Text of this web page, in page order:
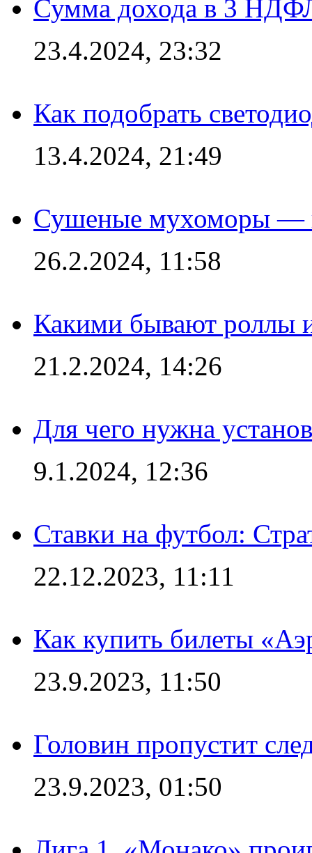
Сумма дохода в 3
23.4.2024, 23:32
Как подобрать
13.4.2024, 21:49
Сушеные мухоморы —
26.2.2024, 11:58
Какими бывают роллы
21.2.2024, 14:26
Для чего нужна
9.1.2024, 12:36
Ставки на футбол:
22.12.2023, 11:11
Как купить билеты
23.9.2023, 11:50
Головин пропустит
23.9.2023, 01:50